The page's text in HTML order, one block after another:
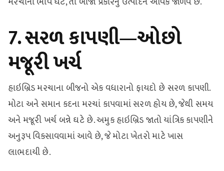
7. સરળ કાપણી—ઓછો
મજૂરી ખર્ચ
હાઇબ્રિડ મરચાના બીજનો એક વધારાનો ફાયદો છે સરળ કાપણી.
મોટા અને સમાન કદના મરચાં કાપવામાં સરળ હોય છે, જેથી સમય
અને મજૂરી ખર્ચ બન્ને ઘટે છે. અમુક હાઇબ્રિડ જાતો યાંત્રિક કાપણીને
અનુરૂપ વિકસાવવામાં આવે છે, જે મોટા ખેતરો માટે ખાસ
લાભદાયી છે.